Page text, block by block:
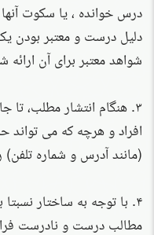
درس خوانده ، یا سکوت
دلیل درست و معتبر بودن
شواهد معتبر برای آن ارائه
۳. هنگام انتشار مطلب،
افراد و هرچه که می تواند
(مانند آدرس و شماره
۴. با توجه به ساختار
مطالب درست و نادرست